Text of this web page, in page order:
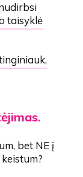
taisyklė
bet NE į